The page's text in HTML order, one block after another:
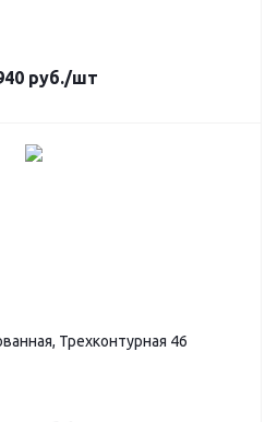
руб./шт
Трехконтурная 46